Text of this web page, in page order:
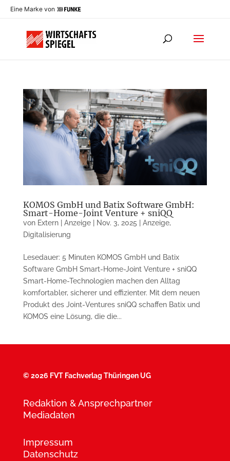
Eine Marke von
KOMOS GmbH und Batix Software GmbH:
Smart-Home-Joint Venture + sniQQ
von Extern | Anzeige| Nov. 3, 2025 Anzeige,
Digitalisierung
Lesedauer: 5 Minuten KOMOS GmbH und Batix
Software GmbH Smart-Home-Joint Venture + sniQQ
Smart-Home-Technologien machen den Alltag
komfortabler, sicherer und effizienter. Mit dem neuen
Produkt des Joint-Ventures sniQQ schaffen Batix und
KOMOS eine Lösung, die die...
©2026 FVT Fachverlag Thüringen UG
Redaktion & Ansprechpartner
Mediadaten
Impressum
Datenschutz